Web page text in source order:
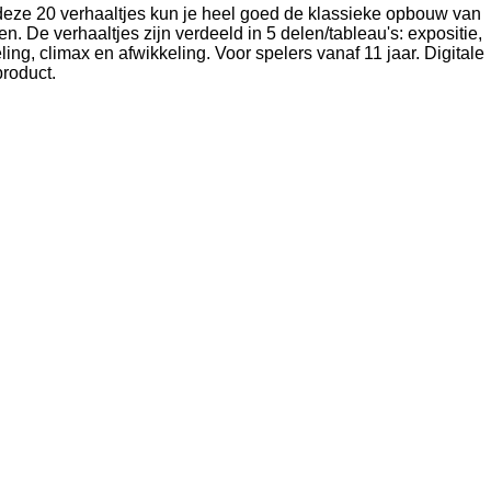
20 verhaaltjes kun je heel goed de klassieke opbouw van
De verhaaltjes zijn verdeeld in 5 delen/tableau's: expositie,
climax en afwikkeling. Voor spelers vanaf 11 jaar. Digitale